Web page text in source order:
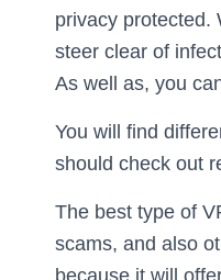
privacy protected.
steer clear of
As well as, you
You will find
should check out
The best type of
scams, and also
because it will